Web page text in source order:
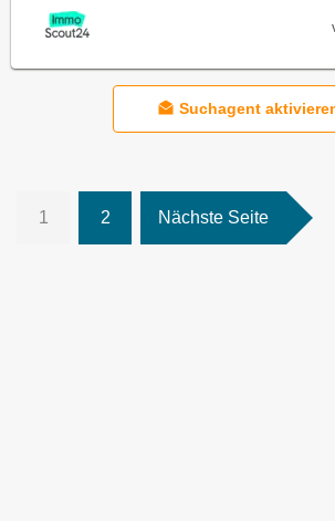
Suchagent
1 2 Nächste Seite